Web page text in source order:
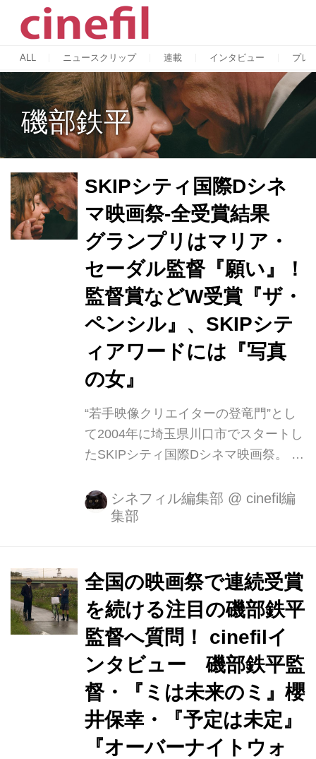
ALL ニュースクリップ 連載 インタビュー プレ
磯部鉄平
SKIPシティ国際Dシネ
マ映画祭-全受賞結果
グランプリはマリア・
セーダル監督『願い』！
監督賞などW受賞『ザ・
ペンシル』、SKIPシテ
ィアワードには『写真
の女』
“若手映像クリエイターの登竜門”とし
て2004年に埼玉県川口市でスタートし
たSKIPシティ国際Dシネマ映画祭。 9
ン配信での開催を迎え、最終日となっ
た本日10月4日(日)、SKIPシティ映像
ョン、国内コンペティションの各賞が
発表されました! 国際コンペティショ
ンでは、事実婚のパートナーと6人の
子どもたちに囲まれて暮らす女性アン
ニャが、クリスマス直前に受けた末期
ガンの宣告に苦悩する11日間を描くノ
ルウェー・スウェーデン合作『願い』
(マリア・セーダル監督/英題:Hope)に
贈られました。...
シネフィル編集部 @ cinefil編
集部
全国の映画祭で連続受賞
を続ける注目の磯部鉄平
監督へ質問！ cinefilイ
ンタビュー 磯部鉄平監
督・『ミは未来のミ』櫻
井保幸・『予定は未定』
『オーバーナイトウォ